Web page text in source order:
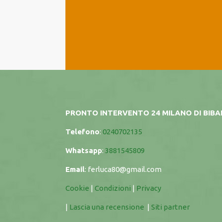
PRONTO INTERVENTO 24 MILANO DI
Telefono:0240702135
Whatsapp:3881545809
Email: ferluca80@gmail.com
Cookie |Condizioni | Privacy
| Lascia una recensione |Siti partner